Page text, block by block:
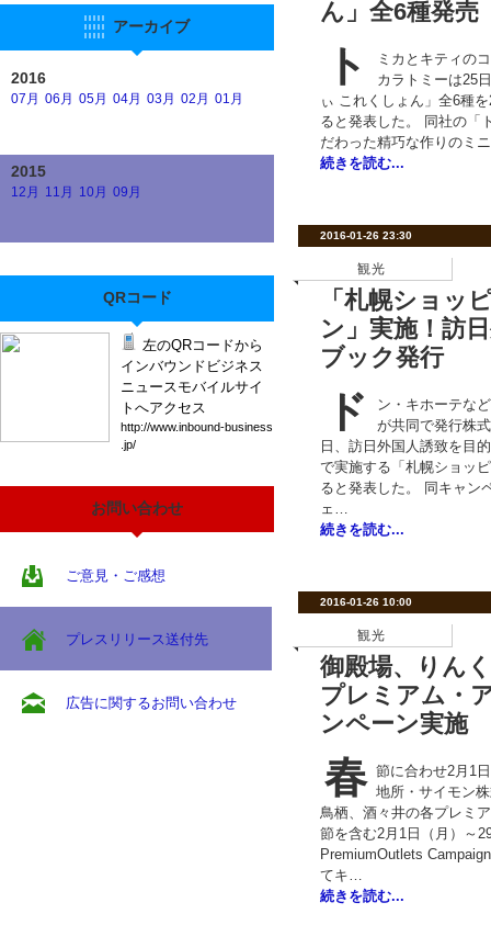
アーカイブ
2016
07月 06月 05月 04月 03月 02月 01月
2015
12月 11月 10月 09月
QRコード
左のQRコードから
インバウンドビジネス
ニュースモバイルサイ
トへアクセス
http://www.inbound-business
.jp/
お問い合わせ
ご意見・ご感想
プレスリリース送付先
広告に関するお問い合わせ
ん」全6種発売
ト
ミカとキティの
カラトミーは25
ぃ これくしょん」全6種
ると発表した。 同社の「
だわった精巧な作りのミ
続きを読む...
2016-01-26 23:30
観光
「札幌ショッ
ン」実施！訪
ブック発行
ド
ン・キホーテな
が共同で発行株
日、訪日外国人誘致を目
で実施する「札幌ショッ
ると発表した。 同キャン
ェ…
続きを読む...
2016-01-26 10:00
観光
御殿場、りん
プレミアム・
ンペーン実施
春 節に合わせ2月1
地所・サイモン
鳥栖、酒々井の各プレミ
節を含む2月1日（月）～
PremiumOutlets
てキ…
続きを読む...